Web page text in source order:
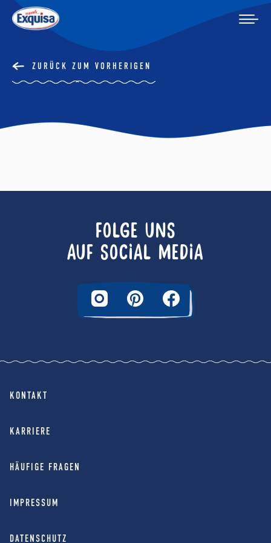
ZURÜCK ZUM VORHERIGEN
FOLGE UNS
AUF SOCIAL MEDIA
KONTAKT
KARRIERE
HÄUFIGE FRAGEN
IMPRESSUM
DATENSCHUTZ